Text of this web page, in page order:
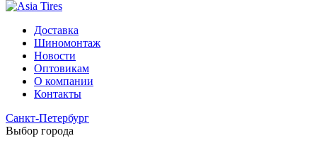
Доставка
Шиномонтаж
Новости
Оптовикам
О компании
Контакты
Санкт-Петербург
Выбор города